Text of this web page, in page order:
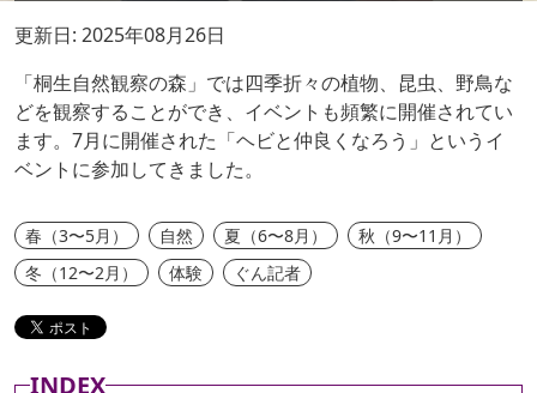
更新日: 2025年08月26日
「桐生自然観察の森」では四季折々の植物、昆虫、野鳥な
どを観察することができ、イベントも頻繁に開催されてい
ます。7月に開催された「ヘビと仲良くなろう」というイ
ベントに参加してきました。
春（3〜5月） 自然 夏（6〜8月）
秋（9〜11月）
冬（12〜2月）
体験 ぐん記者
INDEX